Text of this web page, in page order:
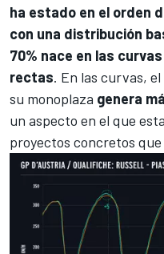
ha estado en el orden
con una distribución
70% nace en las
rectas. En las curvas,
su monoplaza genera
un aspecto en el que
proyectos concretos